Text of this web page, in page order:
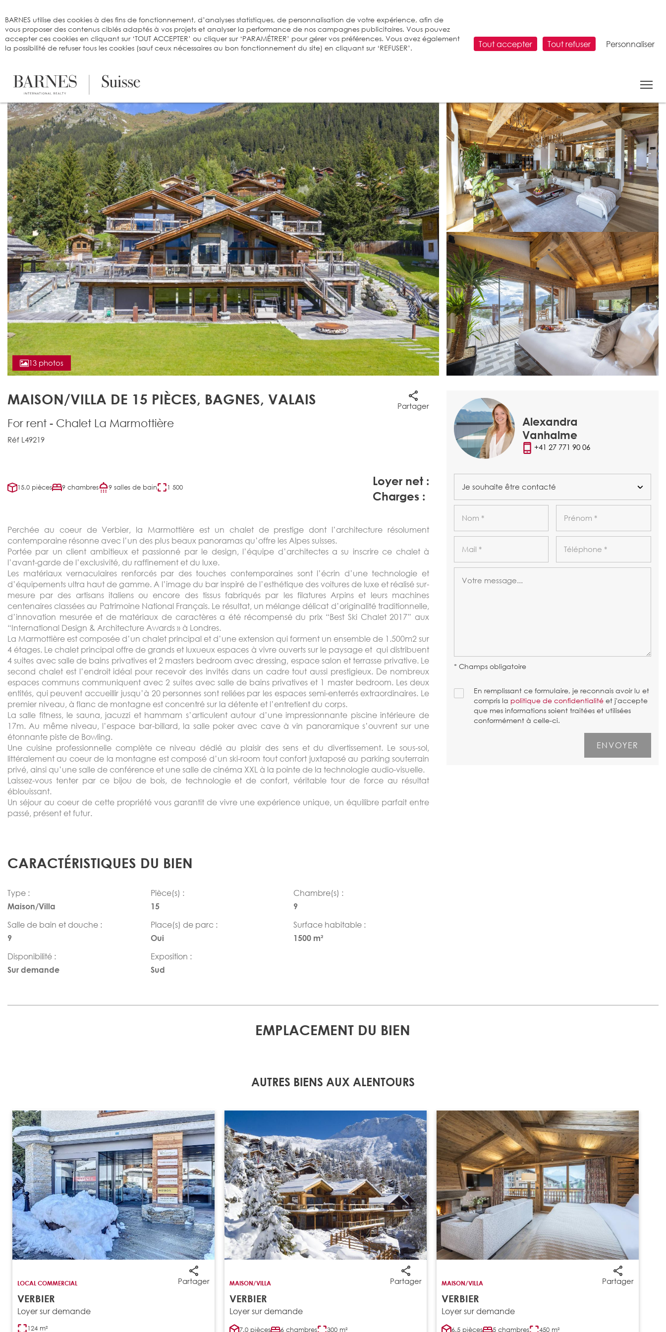
13 photos
MAISON/VILLA DE 15 PIÈCES, BAGNES, VALAIS Partager
For rent - Chalet La Marmottière
Réf L49219
15.0 pièces 9 chambres 9 salles de bain 1 500
Loyer net :
Charges :
Perchée au coeur de Verbier, la Marmottière est un chalet de prestige dont l’architecture résolument
contemporaine résonne avec l’un des plus beaux panoramas qu’offre les Alpes suisses.
Portée par un client ambitieux et passionné par le design, l’équipe d’architectes a su inscrire ce chalet à
l’avant-garde de l’exclusivité, du raffinement et du luxe.
Les matériaux vernaculaires renforcés par des touches contemporaines sont l’écrin d’une technologie et
d’équipements ultra haut de gamme. A l’image du bar inspiré de l’esthétique des voitures de luxe et réalisé sur-
mesure par des artisans italiens ou encore des tissus fabriqués par les filatures Arpins et leurs machines
centenaires classées au Patrimoine National Français. Le résultat, un mélange délicat d’originalité traditionnelle,
d’innovation mesurée et de matériaux de caractères a été récompensé du prix “Best Ski Chalet 2017” aux
“International Design & Architecture Awards » à Londres.
La Marmottière est composée d’un chalet principal et d’une extension qui forment un ensemble de 1.500m2 sur
4 étages. Le chalet principal offre de grands et luxueux espaces à vivre ouverts sur le paysage et qui distribuent
4 suites avec salle de bains privatives et 2 masters bedroom avec dressing, espace salon et terrasse privative. Le
second chalet est l’endroit idéal pour recevoir des invités dans un cadre tout aussi prestigieux. De nombreux
espaces communs communiquent avec 2 suites avec salle de bains privatives et 1 master bedroom. Les deux
entités, qui peuvent accueillir jusqu’à 20 personnes sont reliées par les espaces semi-enterrés extraordinaires. Le
premier niveau, à flanc de montagne est concentré sur la détente et l’entretient du corps.
La salle fitness, le sauna, jacuzzi et hammam s’articulent autour d’une impressionnante piscine intérieure de
17m. Au même niveau, l’espace bar-billard, la salle poker avec cave à vin panoramique s’ouvrent sur une
étonnante piste de Bowling.
Une cuisine professionnelle complète ce niveau dédié au plaisir des sens et du divertissement. Le sous-sol,
littéralement au coeur de la montagne est composé d’un ski-room tout confort juxtaposé au parking souterrain
privé, ainsi qu’une salle de conférence et une salle de cinéma XXL à la pointe de la technologie audio-visuelle.
Laissez-vous tenter par ce bijou de bois, de technologie et de confort, véritable tour de force au résultat
éblouissant.
Un séjour au coeur de cette propriété vous garantit de vivre une expérience unique, un équilibre parfait entre
passé, présent et futur.
CARACTÉRISTIQUES DU BIEN
Type :
Maison/Villa
Pièce(s) :
15
Chambre(s) :
9
Salle de bain et douche :
9
Place(s) de parc :
Oui
Surface habitable :
1500 m²
Disponibilité :
Sur demande
Exposition :
Sud
Alexandra
Vanhalme
+41 27 771 90 06
* Champs obligatoire
En remplissant ce formulaire, je reconnais avoir lu et
compris la politique de confidentialitéet j'accepte
que mes informations soient traitées et utilisées
conformément à celle-ci.
EMPLACEMENT DU BIEN
AUTRES BIENS AUX ALENTOURS
Partager
LOCAL COMMERCIAL
VERBIER
Loyer sur demande
124 m²
Partager
MAISON/VILLA
VERBIER
Loyer sur demande
7.0 pièces 6 chambres 300 m²
Partager
MAISON/VILLA
VERBIER
Loyer sur demande
6.5 pièces 5 chambres 450 m²
BARNES utilise des cookies à des fins de fonctionnement, d’analyses statistiques, de personnalisation de votre expérience, afin de
vous proposer des contenus ciblés adaptés à vos projets et analyser la performance de nos campagnes publicitaires. Vous pouvez
accepter ces cookies en cliquant sur ‘TOUT ACCEPTER’ ou cliquer sur ‘PARAMÉTRER’ pour gérer vos préférences. Vous avez également
la possibilité de refuser tous les cookies (sauf ceux nécessaires au bon fonctionnement du site) en cliquant sur ‘REFUSER’.
Tout accepter Tout refuser Personnaliser